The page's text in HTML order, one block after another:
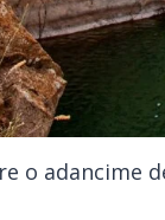
o adancime